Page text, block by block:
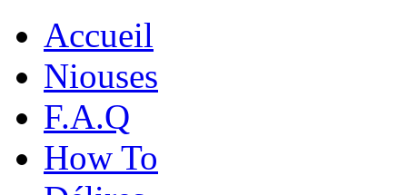
Accueil
Niouses
F.A.Q
How To